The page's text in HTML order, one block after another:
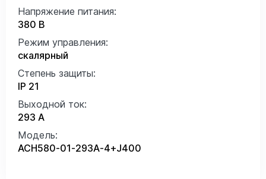
Напряжение питания:
380 В
Режим управления:
скалярный
Степень защиты:
IP 21
Выходной ток:
293 А
Модель:
ACH580-01-293A-4+J400